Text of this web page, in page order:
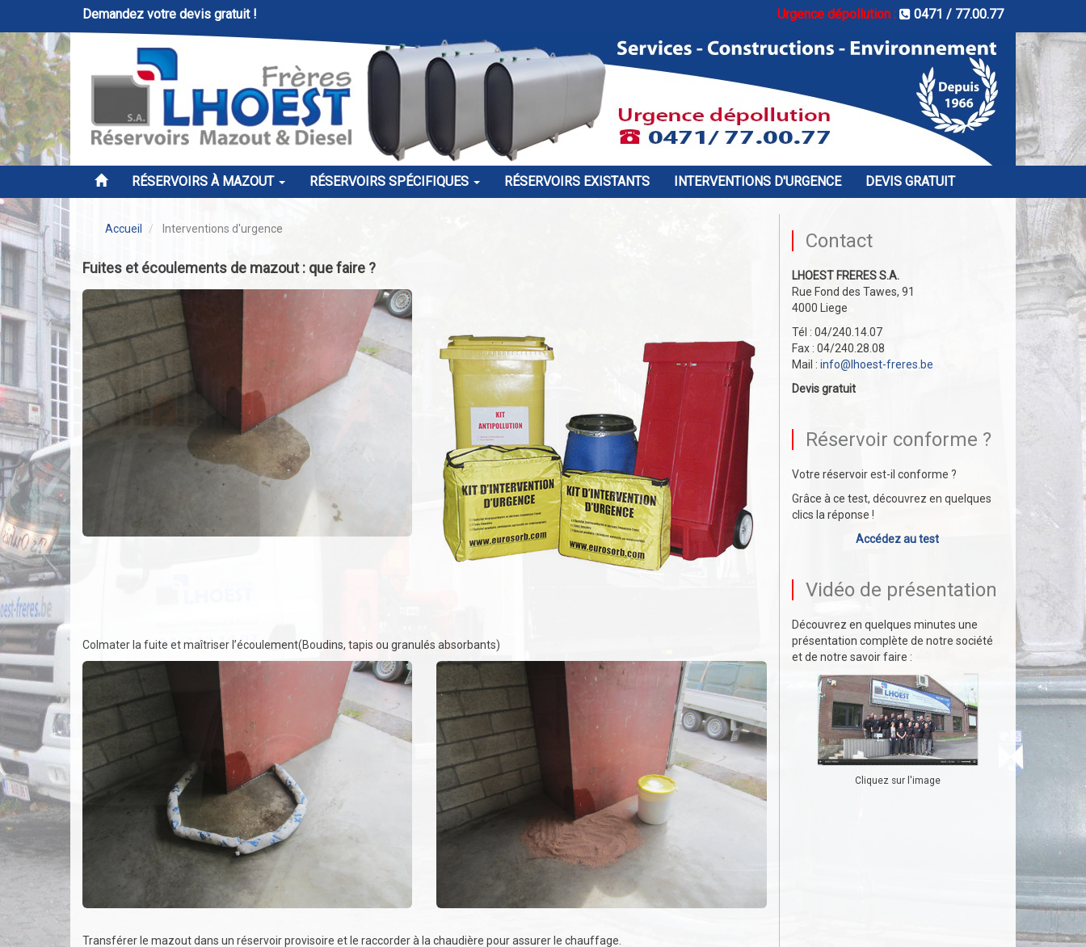
Demandez votre devis gratuit ! Urgence dépollution : 0471 / 77.00.77
RÉSERVOIRS À MAZOUT RÉSERVOIRS SPÉCIFIQUES RÉSERVOIRS EXISTANTS INTERVENTIONS D'URGENCE DEVIS GRATUIT
Accueil Interventions d'urgence
Fuites et écoulements de mazout : que faire ?
Colmater la fuite et maîtriser l’écoulement(Boudins, tapis ou granulés absorbants)
Transférer le mazout dans un réservoir provisoire et le raccorder à la chaudière pour assurer le chauffage.
Contact
LHOEST FRERES S.A.
Rue Fond des Tawes, 91
4000 Liege
Tél : 04/240.14.07
Fax : 04/240.28.08
Mail : info@lhoest-freres.be
Devis gratuit
Réservoir conforme ?
Votre réservoir est-il conforme ?
Grâce à ce test, découvrez en quelques
clics la réponse !
Accédez au test
Vidéo de présentation
Découvrez en quelques minutes une
présentation complète de notre société
et de notre savoir faire :
Cliquez sur l'image